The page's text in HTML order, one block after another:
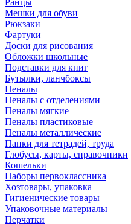
Ранцы
Мешки для обуви
Рюкзаки
Фартуки
Доски для рисования
Обложки школьные
Подставки для книг
Бутылки, ланчбоксы
Пеналы
Пеналы с отделениями
Пеналы мягкие
Пеналы пластиковые
Пеналы металлические
Папки для тетрадей, труда
Глобусы, карты, справочники
Кошельки
Наборы первоклассника
Хозтовары, упаковка
Гигиенические товары
Упаковочные материалы
Перчатки